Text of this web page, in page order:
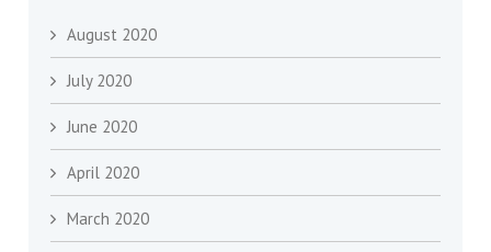
August 2020
July 2020
June 2020
April 2020
March 2020